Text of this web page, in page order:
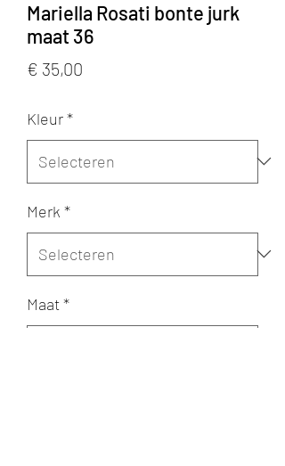
Mariella Rosati bonte jurk
maat 36
€ 35,00
Kleur*
Merk *
Maat*